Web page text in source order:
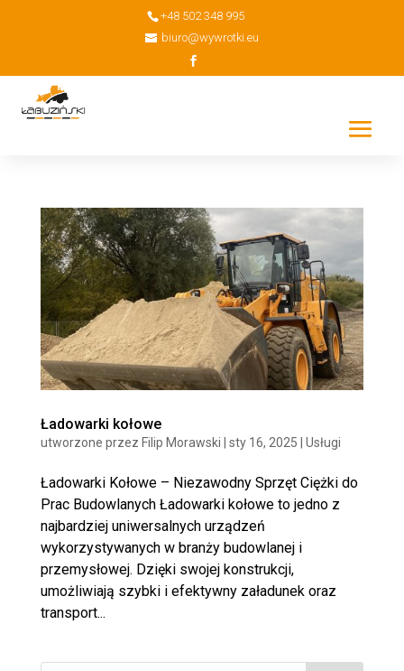
+48 502 348 995
biuro@wywrotki.eu
Ładowarki kołowe
utworzone przez Filip Morawski sty 16, 2025 Usługi
Ładowarki Kołowe – Niezawodny Sprzęt Ciężki do
Prac Budowlanych Ładowarki kołowe to jedno z
najbardziej uniwersalnych urządzeń
wykorzystywanych w branży budowlanej i
przemysłowej. Dzięki swojej konstrukcji,
umożliwiają szybki i efektywny załadunek oraz
transport...